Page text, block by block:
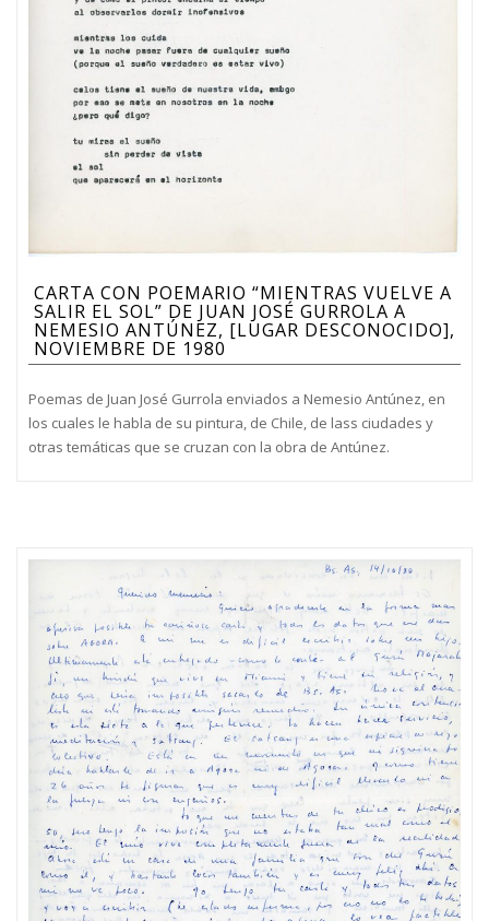
CARTA CON POEMARIO “MIENTRAS VUELVE A
SALIR EL SOL” DE JUAN JOSÉ GURROLA A
NEMESIO ANTÚNEZ, [LUGAR DESCONOCIDO],
NOVIEMBRE DE 1980
Poemas de Juan José Gurrola enviados a Nemesio Antúnez, en
los cuales le habla de su pintura, de Chile, de lass ciudades y
otras temáticas que se cruzan con la obra de Antúnez.